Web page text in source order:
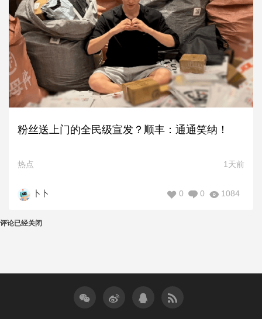
粉丝送上门的全民级宣发？顺丰：通通笑纳！
热点 1天前
卜卜 1084
0
0
评论已经关闭